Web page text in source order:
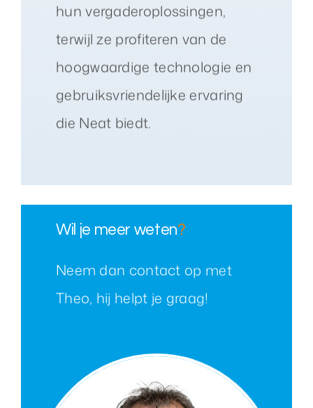
hun vergaderoplossingen,
terwijl ze profiteren van de
hoogwaardige technologie en
gebruiksvriendelijke ervaring
die Neat biedt.
Wil je meer weten?
Neem dan contact op met
Theo, hij helpt je graag!